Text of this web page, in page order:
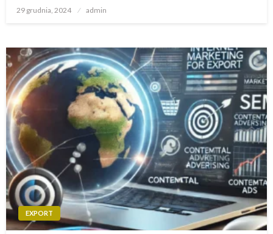
Opublikowane
29 grudnia, 2024 admin
EXPORT